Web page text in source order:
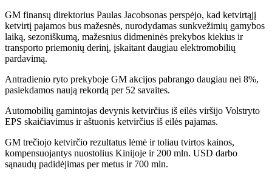
GM finansų direktorius Paulas Jacobsonas perspėjo, kad ketvirtąjį
ketvirtį pajamos bus mažesnės, nurodydamas sunkvežimių gamybos
laiką, sezoniškumą, mažesnius didmeninės prekybos kiekius ir
transporto priemonių derinį, įskaitant daugiau elektromobilių
pardavimą.
Antradienio ryto prekyboje GM akcijos pabrango daugiau nei 8%,
pasiekdamos naują rekordą per 52 savaites.
Automobilių gamintojas devynis ketvirčius iš eilės viršijo Volstryto
EPS skaičiavimus ir aštuonis ketvirčius iš eilės pajamas.
GM trečiojo ketvirčio rezultatus lėmė ir toliau tvirtos kainos,
kompensuojantys nuostolius Kinijoje ir 200 mln. USD darbo
sąnaudų padidėjimas per metus ir 700 mln.